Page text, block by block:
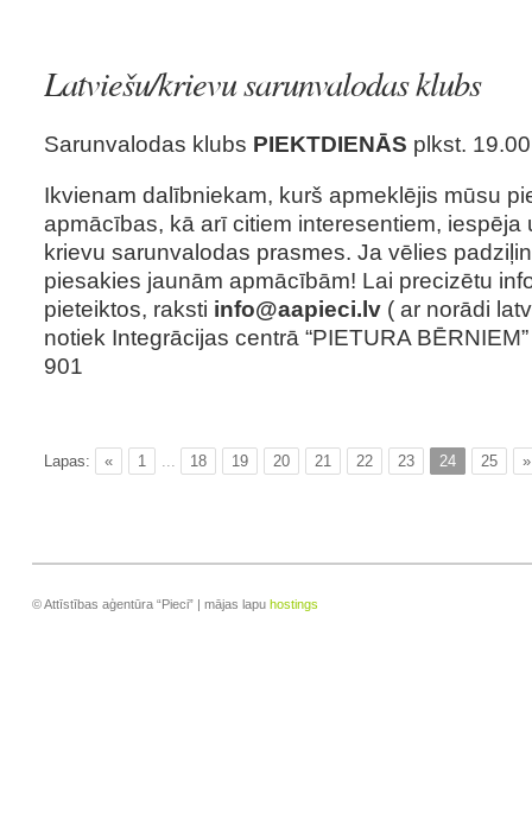
Latviešu/krievu sarunvalodas klubs
Sarunvalodas klubs PIEKTDIENĀS plkst.
Ikvienam dalībniekam, kurš apmeklējis mūsu
apmācības, kā arī citiem interesentiem, iespēja
krievu sarunvalodas prasmes. Ja vēlies
piesakies jaunām apmācībām! Lai precizētu
pieteiktos, raksti info@aapieci.lv ( ar norādi
notiek Integrācijas centrā “PIETURA
901
Lapas: « 1 18 19 20 21 22 23 24 25 »
© Attīstības aģentūra “Pieci” | mājas lapu hostings